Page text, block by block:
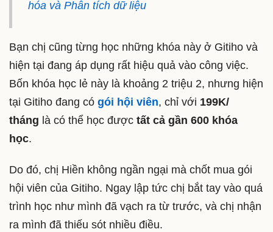
hóa và Phân tích dữ liệu
Bạn chị cũng từng học những khóa này ở Gitiho và
hiện tại đang áp dụng rất hiệu quả vào công việc.
Bốn khóa học lẻ này là khoảng 2 triệu 2, nhưng hiện
tại Gitiho đang có gói hội viên, chỉ với 199K/
tháng là có thể học được tất cả gần 600 khóa
học.
Do đó, chị Hiền không ngần ngại mà chốt mua gói
hội viên của Gitiho. Ngay lập tức chị bắt tay vào quá
trình học như mình đã vạch ra từ trước, và chị nhận
ra mình đã thiếu sót nhiều điều.